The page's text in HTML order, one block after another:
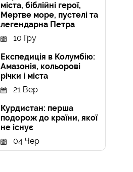
міста, біблійні герої,
Мертве море, пустелі та
легендарна Петра
10 Гру
Експедиція в Колумбію:
Амазонія, кольорові
річки і міста
21 Вер
Курдистан: перша
подорож до країни, якої
не існує
04 Чер